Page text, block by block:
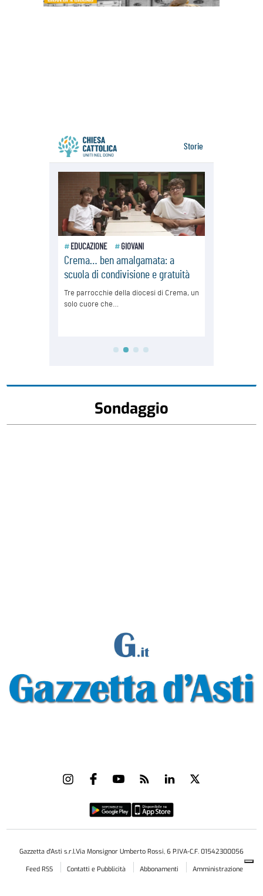
Sondaggio
Gazzetta d'Asti s.r.l.Via Monsignor Umberto Rossi, 6 P.IVA-C.F. 01542300056
Feed RSS
Contatti e Pubblicità Abbonamenti
Amministrazione